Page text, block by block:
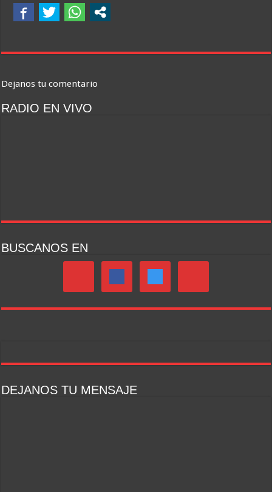
Dejanos tu comentario
RADIO EN VIVO
BUSCANOS EN
DEJANOS TU MENSAJE